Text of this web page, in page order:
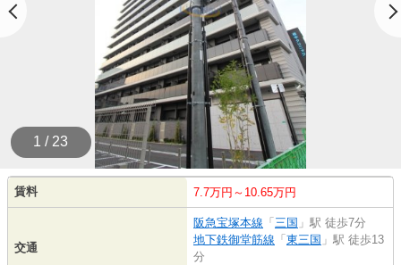
1 / 23
賃料 7.7万円～10.65万円
交通
阪急宝塚本線 「 三国 」駅 徒歩7分
地下鉄御堂筋線 「 東三国 」駅 徒歩13
分